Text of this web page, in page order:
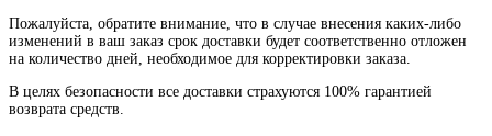
Пожалуйста , обратите внимание что в случае внесения каких-либо
изменений в ваш заказ срок доставки будет соответственно отложен
на количество дней необходимое для корректировки заказа
В целях безопасности все доставки страхуются 100% гарантией
возврата средств.